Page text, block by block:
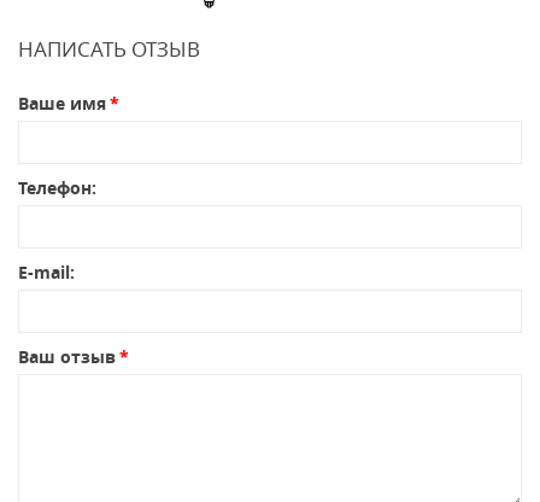
НАПИСАТЬ ОТЗЫВ
Ваше имя
Телефон:
E-mail:
Ваш отзыв